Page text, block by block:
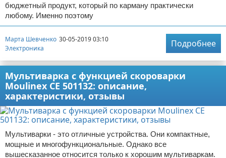
бюджетный продукт, который по карману практически
любому. Именно поэтому
Марта Шевченко 30-05-2019 03:10
Электроника
Подробнее
Мультиварка с функцией скороварки
Moulinex CE 501132: описание,
характеристики, отзывы
Мультиварки - это отличные устройства. Они компактные,
мощные и многофункциональные. Однако все
вышесказанное относится только к хорошим мультиваркам.